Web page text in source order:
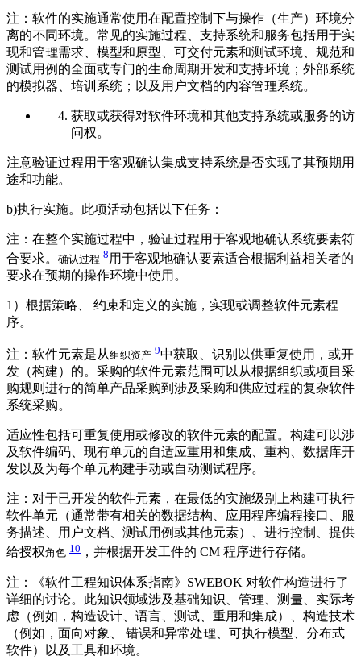
注：软件的实施通常使用在配置控制下与操作（生产）环境分
离的不同环境。常见的实施过程、支持系统和服务包括用于实
现和管理需求、模型和原型、可交付元素和测试环境、规范和
测试用例的全面或专门的生命周期开发和支持环境；外部系统
的模拟器、培训系统；以及用户文档的内容管理系统。
获取或获得对软件环境和其他支持系统或服务的访
问权。
注意验证过程用于客观确认集成支持系统是否实现了其预期用
途和功能。
b)执行实施。此项活动包括以下任务：
注：在整个实施过程中，验证过程用于客观地确认系统要素符
合要求。 确认过程 8 用于客观地确认要素适合根据利益相关者的
要求在预期的操作环境中使用。
1）根据策略、 约束和定义的实施，实现或调整软件元素程
序。
注：软件元素是从组织资产 9中获取、识别以供重复使用，或开
发（构建）的。采购的软件元素范围可以从根据组织或项目采
购规则进行的简单产品采购到涉及采购和供应过程的复杂软件
系统采购。
适应性包括可重复使用或修改的软件元素的配置。构建可以涉
及软件编码、现有单元的自适应重用和集成、重构、数据库开
发以及为每个单元构建手动或自动测试程序。
注：对于已开发的软件元素，在最低的实施级别上构建可执行
软件单元（通常带有相关的数据结构、应用程序编程接口、服
务描述、用户文档、测试用例或其他元素）、进行控制、提供
给授权角色 10 ，并根据开发工件的 CM 程序进行存储。
注：《软件工程知识体系指南》SWEBOK 对软件构造进行了
详细的讨论。此知识领域涉及基础知识、管理、测量、实际考
虑（例如，构造设计、语言、测试、重用和集成）、构造技术
（例如，面向对象、 错误和异常处理、可执行模型、分布式
软件）以及工具和环境。